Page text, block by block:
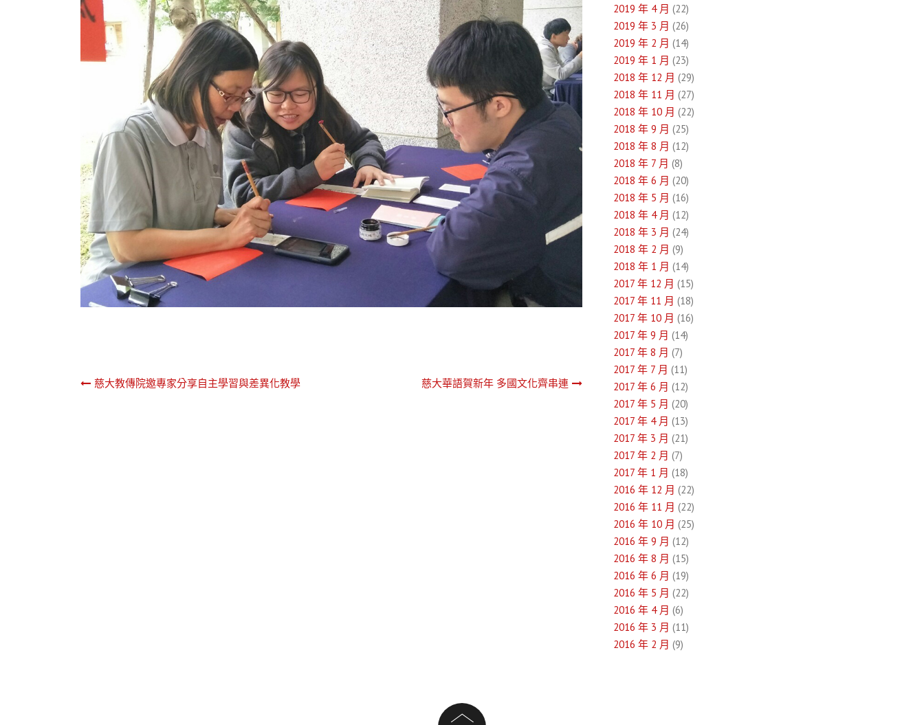
文慈大教傳院邀專家分享自主學習與差異化教學 慈大華語賀新年 多國文化齊串連
2019 年 4 月 (22)
2019 年 3 月 (26)
2019 年 2 月 (14)
2019 年 1 月 (23)
2018 年 12 月 (29)
2018 年 11 月 (27)
2018 年 10 月 (22)
2018 年 9 月 (25)
2018 年 8 月 (12)
2018 年 7 月 (8)
2018 年 6 月 (20)
2018 年 5 月 (16)
2018 年 4 月 (12)
2018 年 3 月 (24)
2018 年 2 月 (9)
2018 年 1 月 (14)
2017 年 12 月 (15)
2017 年 11 月 (18)
2017 年 10 月 (16)
2017 年 9 月 (14)
2017 年 8 月 (7)
2017 年 7 月 (11)
2017 年 6 月 (12)
2017 年 5 月 (20)
2017 年 4 月 (13)
2017 年 3 月 (21)
2017 年 2 月 (7)
2017 年 1 月 (18)
2016 年 12 月 (22)
2016 年 11 月 (22)
2016 年 10 月 (25)
2016 年 9 月 (12)
2016 年 8 月 (15)
2016 年 6 月 (19)
2016 年 5 月 (22)
2016 年 4 月 (6)
2016 年 3 月 (11)
2016 年 2 月 (9)